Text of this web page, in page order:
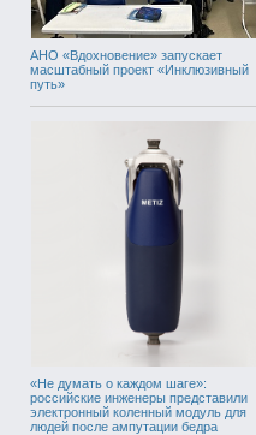
АНО «Вдохновение» запускает
масштабный проект «Инклюзивный
путь»
«Не думать о каждом шаге»:
российские инженеры представили
электронный коленный модуль для
людей после ампутации бедра